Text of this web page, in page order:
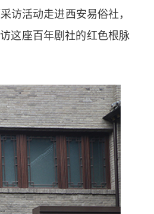
访活动走进西安易俗社，
这座百年剧社的红色根脉